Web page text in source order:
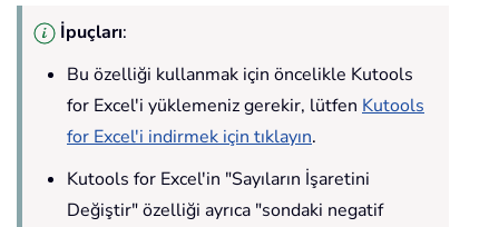
İpuçları:
Bu özelliği kullanmak için öncelikle Kutools
for Excel'i yüklemeniz gerekir, lütfen Kutools
for Excel'i indirmek için tıklayın.
Kutools for Excel'in "Sayıların İşaretini
Değiştir" özelliği ayrıca "sondaki negatif